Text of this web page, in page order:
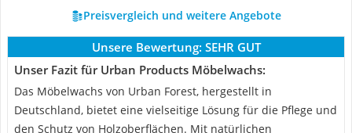
Preisvergleich und weitere Angebote
Unsere Bewertung: SEHR GUT
Unser Fazit für Urban Products Möbelwachs:
Das Möbelwachs von Urban Forest, hergestellt in
Deutschland, bietet eine vielseitige Lösung für die Pflege und
den Schutz von Holzoberflächen. Mit natürlichen